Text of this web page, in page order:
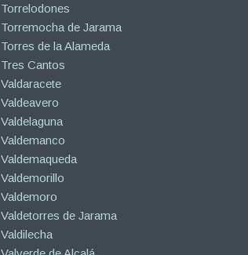
Torrelodones
Torremocha de Jarama
Torres de la Alameda
Tres Cantos
Valdaracete
Valdeavero
Valdelaguna
Valdemanco
Valdemaqueda
Valdemorillo
Valdemoro
Valdetorres de Jarama
Valdilecha